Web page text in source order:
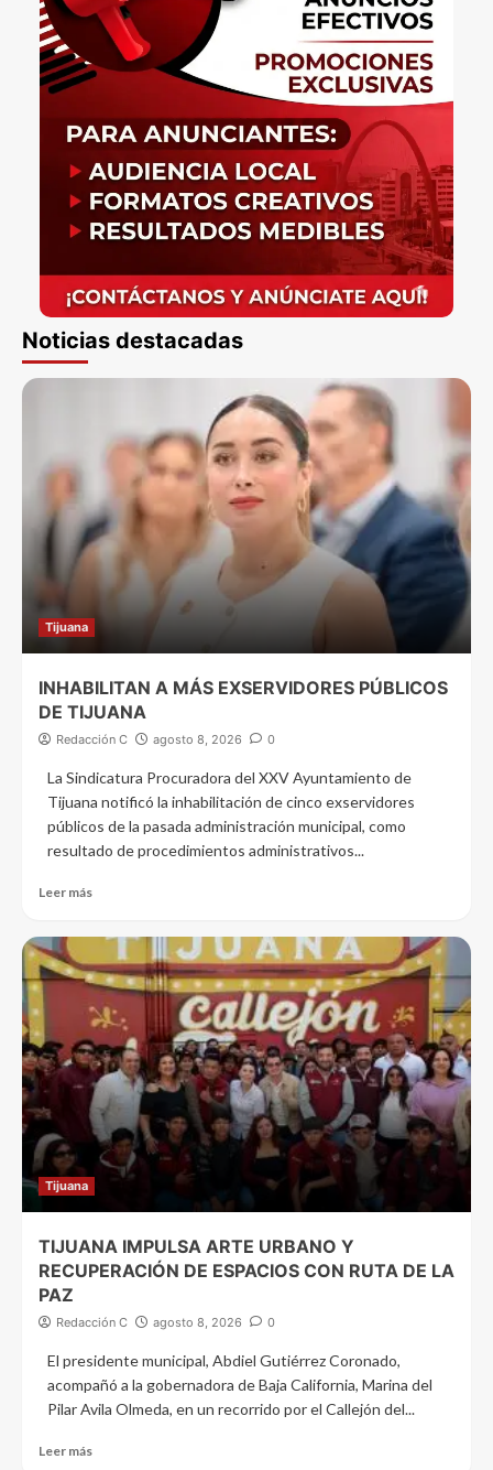
Noticias destacadas
Tijuana
INHABILITAN A MÁS EXSERVIDORES PÚBLICOS
DE TIJUANA
Redacción C agosto 8, 2026 0
La Sindicatura Procuradora del XXV Ayuntamiento de
Tijuana notificó la inhabilitación de cinco exservidores
públicos de la pasada administración municipal, como
resultado de procedimientos administrativos...
Leer más
Tijuana
TIJUANA IMPULSA ARTE URBANO Y
RECUPERACIÓN DE ESPACIOS CON RUTA DE LA
PAZ
Redacción C agosto 8, 2026 0
El presidente municipal, Abdiel Gutiérrez Coronado,
acompañó a la gobernadora de Baja California, Marina del
Pilar Avila Olmeda, en un recorrido por el Callejón del...
Leer más